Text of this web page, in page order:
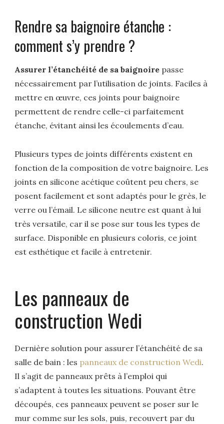
Rendre sa baignoire étanche :
comment s’y prendre ?
Assurer l’étanchéité de sa baignoire passe
nécessairement par l’utilisation de joints. Faciles à
mettre en œuvre, ces joints pour baignoire
permettent de rendre celle-ci parfaitement
étanche, évitant ainsi les écoulements d’eau.
Plusieurs types de joints différents existent en
fonction de la composition de votre baignoire. Les
joints en silicone acétique coûtent peu chers, se
posent facilement et sont adaptés pour le grès, le
verre ou l’émail. Le silicone neutre est quant à lui
très versatile, car il se pose sur tous les types de
surface. Disponible en plusieurs coloris, ce joint
est esthétique et facile à entretenir.
Les panneaux de
construction Wedi
Dernière solution pour assurer l’étanchéité de sa
salle de bain : les panneaux de construction Wedi.
Il s’agit de panneaux prêts à l’emploi qui
s’adaptent à toutes les situations. Pouvant être
découpés, ces panneaux peuvent se poser sur le
mur comme sur les sols, puis, recouvert par du